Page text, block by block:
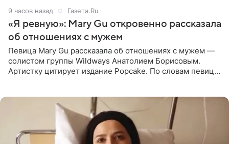
9 часов назад Газета.Ru
«Я ревную»: Mary Gu откровенно рассказала
об отношениях с мужем
Певица Mary Gu рассказала об отношениях с мужем —
солистом группы Wildways Анатолием Борисовым.
Артистку цитирует издание Popcake. По словам певицы,